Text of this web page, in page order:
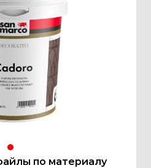
по материалу